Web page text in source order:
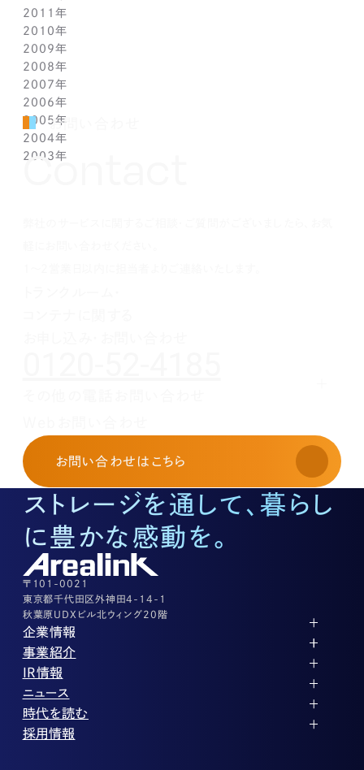
2月(1)
1月(2)
2月(1)
1月(1)
5月(1)
4月(1)
3月(1)
2月(1)
1月(1)
7月(1)
6月(1)
5月(1)
4月(1)
3月(1)
2月(1)
1月(1)
8月(1)
7月(1)
6月(1)
5月(1)
4月(1)
3月(1)
2月(1)
1月(1)
9月(1)
8月(1)
7月(1)
6月(1)
5月(1)
4月(1)
3月(1)
2月(1)
1月(1)
10月(1)
9月(1)
8月(1)
7月(1)
6月(1)
5月(1)
4月(1)
3月(1)
2月(1)
11月(1)
10月(1)
9月(1)
8月(1)
7月(1)
6月(1)
5月(1)
4月(1)
3月(1)
12月(1)
11月(1)
10月(1)
9月(1)
8月(1)
7月(1)
6月(1)
5月(1)
4月(1)
2011年
12月(1)
11月(1)
10月(1)
9月(1)
8月(1)
7月(1)
6月(1)
5月(1)
2010年
12月(1)
11月(1)
10月(1)
9月(1)
8月(1)
7月(1)
6月(1)
2009年
12月(1)
11月(1)
10月(1)
9月(1)
8月(1)
7月(1)
2008年
12月(1)
11月(1)
10月(1)
9月(1)
8月(1)
2007年
12月(1)
11月(1)
10月(1)
9月(1)
2006年
12月(1)
11月(1)
10月(1)
2005年
12月(1)
11月(1)
2004年
12月(1)
2003年
お問い合わせ
Contact
お申し込み・お問い合わせ
03-3526-8568
土地活用に関するお問い合わせ
03-3526-8574
底地に関するお問い合わせ
03-3526-8572
株式に関するお問い合わせ
03-3526-8556
その他上記に当てはまらない案件等
03-3526-8556
お問い合わせ はこちら
ストレージを通して、暮らし
に豊かな感動を。
〒101-0021
東京都千代田区外神田4-14-1
秋葉原UDXビル北ウィング20階
企業情報
代表メッセージ
企業理念
会社概要
役員紹介
沿革
コーポレートガバナンス
事業紹介
ストレージ事業
パートナー制度
ストレージライフ
土地権利整備事業
オフィス事業
アセット事業
IR情報
IRカレンダー
中期経営計画
事業等のリスク
ニュース
PR
IR
時代を読む
投稿一覧
採用情報